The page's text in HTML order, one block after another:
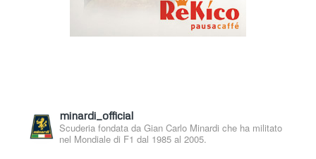
minardi_official
Scuderia fondata da Gian Carlo Minardi che ha militato
nel Mondiale di F1 dal 1985 al 2005.